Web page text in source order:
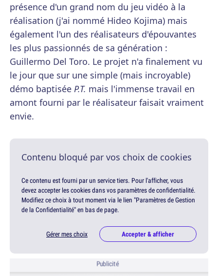
présence d'un grand nom du jeu vidéo à la
réalisation (j'ai nommé Hideo Kojima) mais
également l'un des réalisateurs d'épouvantes
les plus passionnés de sa génération :
Guillermo Del Toro. Le projet n'a finalement vu
le jour que sur une simple (mais incroyable)
démo baptisée P.T. mais l'immense travail en
amont fourni par le réalisateur faisait vraiment
envie.
Contenu bloqué par vos choix de cookies
Ce contenu est fourni par un service tiers. Pour l'afficher, vous
devez accepter les cookies dans vos paramètres de confidentialité.
Modifiez ce choix à tout moment via le lien "Paramètres de Gestion
de la Confidentialité" en bas de page.
Gérer mes choix Accepter & afficher
Publicité